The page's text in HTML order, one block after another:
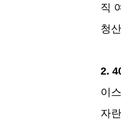
직
청
2.
이
자